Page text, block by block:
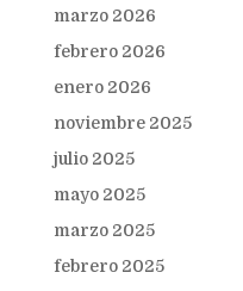
marzo 2026
febrero 2026
enero 2026
noviembre 2025
julio 2025
mayo 2025
marzo 2025
febrero 2025